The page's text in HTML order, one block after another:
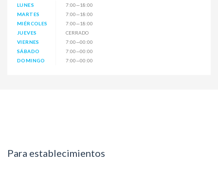
LUNES
7:00—18:00
MARTES
7:00—18:00
MIÉRCOLES
7:00—18:00
JUEVES
CERRADO
VIERNES
7:00—00:00
SÁBADO
7:00—00:00
DOMINGO
7:00—00:00
Para establecimientos